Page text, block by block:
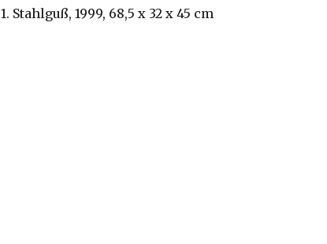
1. Stahlguß, 1999, 68,5 x 32 x 45 cm